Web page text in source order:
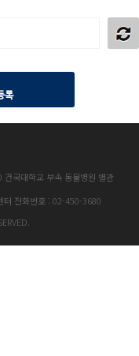
록
국대학교 부속 동물병원 별관
터 전화번호 : 02-450-3680